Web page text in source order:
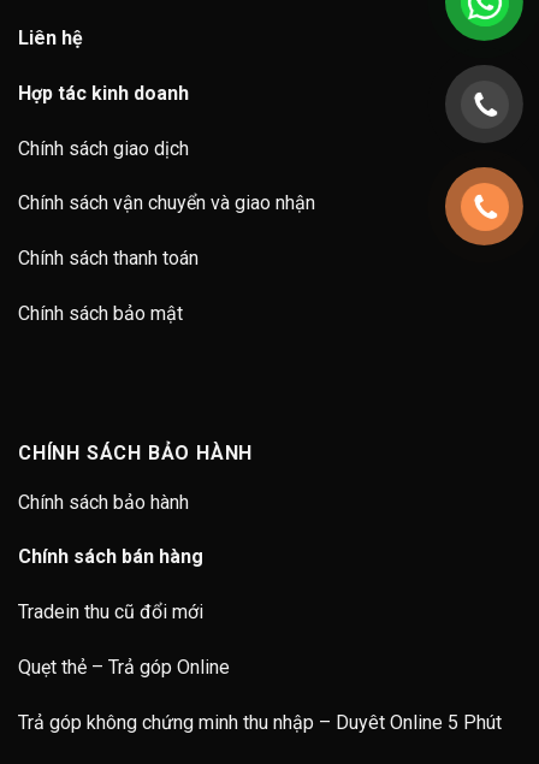
Liên hệ
Hợp tác kinh doanh
Chính sách giao dịch
Chính sách vận chuyển và giao nhận
Chính sách thanh toán
Chính sách bảo mật
CHÍNH SÁCH BẢO HÀNH
Chính sách bảo hành
Chính sách bán hàng
Tradein thu cũ đổi mới
Quẹt thẻ – Trả góp Online
Trả góp không chứng minh thu nhập – Duyêt Online 5 Phút